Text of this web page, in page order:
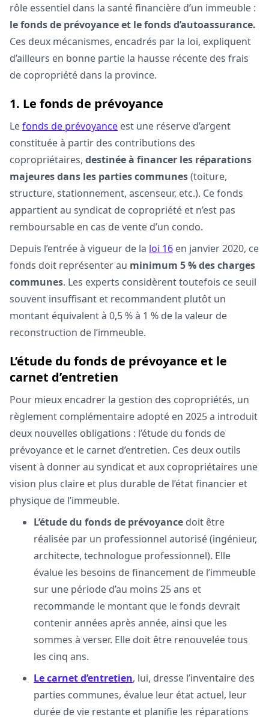
rôle essentiel dans la santé financière d’un immeuble :
le fonds de prévoyance et le fonds d’autoassurance.
Ces deux mécanismes, encadrés par la loi, expliquent
d’ailleurs en bonne partie la hausse récente des frais
de copropriété dans la province.
1. Le fonds de prévoyance
Lefonds de prévoyance est une réserve d’argent
constituée à partir des contributions des
copropriétaires, destinée à financer les réparations
majeures dans les parties communes(toiture,
structure, stationnement, ascenseur, etc.). Ce fonds
appartient au syndicat de copropriété et n’est pas
remboursable en cas de vente d’un condo.
Depuis l’entrée à vigueur de la loi 16 en janvier 2020, ce
fonds doit représenter au minimum 5 % des charges
communes. Les experts considèrent toutefois ce seuil
souvent insuffisant et recommandent plutôt un
montant équivalent à 0,5 % à 1 % de la valeur de
reconstruction de l’immeuble.
L’étude du fonds de prévoyance et le
carnet d’entretien
Pour mieux encadrer la gestion des copropriétés, un
règlement complémentaire adopté en 2025 a introduit
deux nouvelles obligations : l’étude du fonds de
prévoyance et le carnet d’entretien. Ces deux outils
visent à donner au syndicat et aux copropriétaires une
vision plus claire et plus durable de l’état financier et
physique de l’immeuble.
L’étude du fonds de prévoyance doit être
réalisée par un professionnel autorisé (ingénieur,
architecte, technologue professionnel). Elle
évalue les besoins de financement de l’immeuble
sur une période d’au moins 25 ans et
recommande le montant que le fonds devrait
contenir années après année, ainsi que les
sommes à verser. Elle doit être renouvelée tous
les cinq ans.
Le carnet d’entretien, lui, dresse l’inventaire des
parties communes, évalue leur état actuel, leur
durée de vie restante et planifie les réparations